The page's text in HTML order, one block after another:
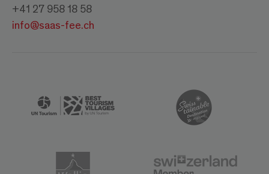
+41 27 958 18 58
info@saas-fee.ch